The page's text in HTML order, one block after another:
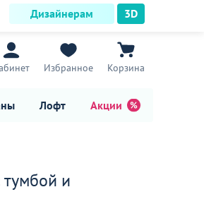
Дизайнерам 3D
Избранное Корзина
Лофт Акции
тумбой и